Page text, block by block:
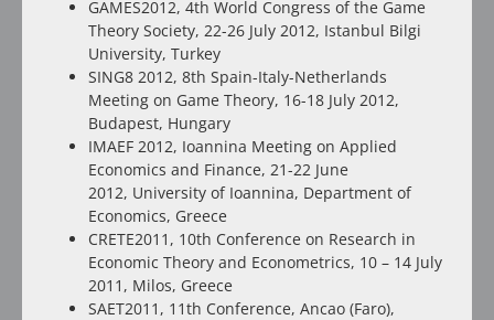
GAMES2012, 4th World Congress of the Game
Theory Society, 22-26 July 2012, Istanbul Bilgi
University, Turkey
SING8 2012, 8th Spain-Italy-Netherlands
Meeting on Game Theory, 16-18 July 2012,
Budapest, Hungary
IMAEF 2012, Ioannina Meeting on Applied
Economics and Finance, 21-22 June
2012, University of Ioannina, Department of
Economics, Greece
CRETE2011, 10th Conference on Research in
Economic Theory and Econometrics, 10 – 14 July
2011, Milos, Greece
SAET2011, 11th Conference, Ancao (Faro),